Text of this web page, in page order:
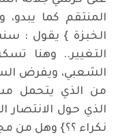
المنتقم كما
الخبزة } يقول :
التغيير.. وهنا
الشعبي، ويفرض
من الذي يتحمل
الذي حول الانتصار
نكراء ؟؟} وهل من